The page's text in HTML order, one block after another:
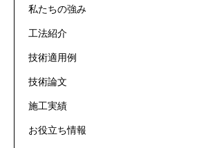
私たちの強み
工法紹介
技術適用例
技術論文
施工実績
お役立ち情報